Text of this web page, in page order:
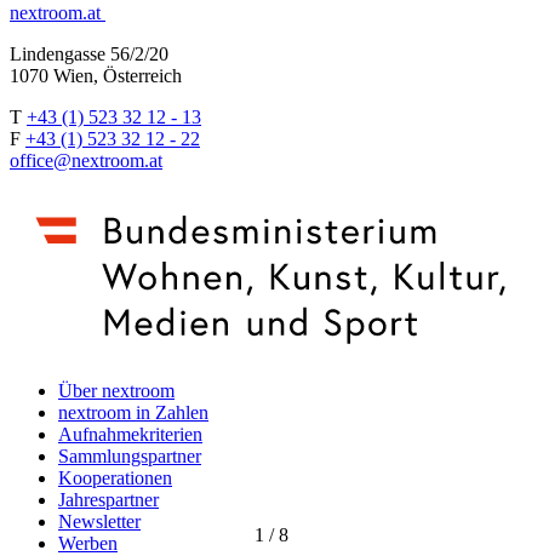
1 /8
nextroom.at
Lindengasse 56/2/20
1070 Wien, Österreich
T +43 (1) 523 32 12 - 13
F +43 (1) 523 32 12 - 22
office@nextroom.at
Über nextroom
nextroom in Zahlen
Aufnahmekriterien
Sammlungspartner
Kooperationen
Jahrespartner
Newsletter
Werben